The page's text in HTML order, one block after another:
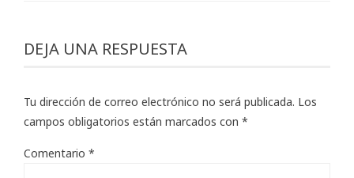
DEJA UNA RESPUESTA
Tu dirección de correo electrónico no será publicada. Los
campos obligatorios están marcados con *
Comentario *